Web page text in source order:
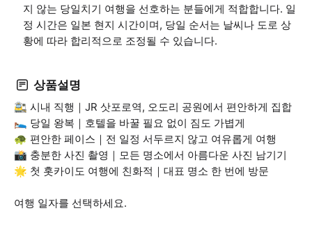
지 않는 당일치기 여행을 선호하는 분들에게 적합합니다. 일
정 시간은 일본 현지 시간이며, 당일 순서는 날씨나 도로 상
황에 따라 합리적으로 조정될 수 있습니다.
상품설명
🚉 시내 직행｜JR 삿포로역, 오도리 공원에서 편안하게 집합
🛌 당일 왕복｜호텔을 바꿀 필요 없이 짐도 가볍게
🐢 편안한 페이스｜전 일정 서두르지 않고 여유롭게 여행
📸 충분한 사진 촬영｜모든 명소에서 아름다운 사진 남기기
🌟 첫 홋카이도 여행에 친화적｜대표 명소 한 번에 방문
여행 일자를 선택하세요.